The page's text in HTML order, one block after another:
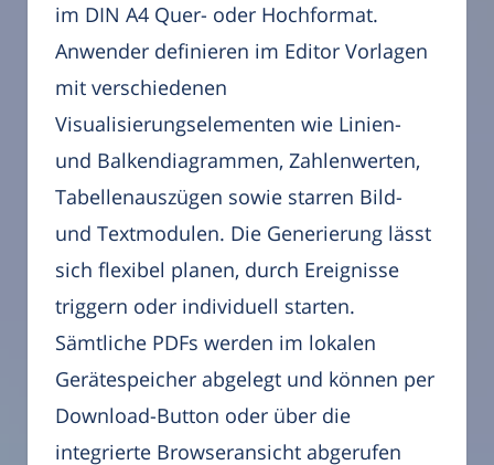
im DIN A4 Quer- oder Hochformat.
Anwender definieren im Editor Vorlagen
mit verschiedenen
Visualisierungselementen wie Linien-
und Balkendiagrammen, Zahlenwerten,
Tabellenauszügen sowie starren Bild-
und Textmodulen. Die Generierung lässt
sich flexibel planen, durch Ereignisse
triggern oder individuell starten.
Sämtliche PDFs werden im lokalen
Gerätespeicher abgelegt und können per
Download-Button oder über die
integrierte Browseransicht abgerufen